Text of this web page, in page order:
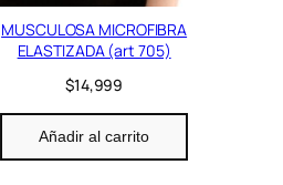
MUSCULOSA MICROFIBRA
ELASTIZADA (art 705)
$14,999
Añadir al carrito